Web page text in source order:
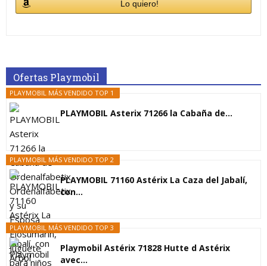
Lo quiero!
Ofertas Playmobil
PLAYMOBIL MÁS VENDIDO TOP 1
PLAYMOBIL Asterix 71266 la Cabaña de...
PLAYMOBIL MÁS VENDIDO TOP 2
PLAYMOBIL 71160 Astérix La Caza del Jabalí,
con...
PLAYMOBIL MÁS VENDIDO TOP 3
Playmobil Astérix 71828 Hutte d Astérix
avec...